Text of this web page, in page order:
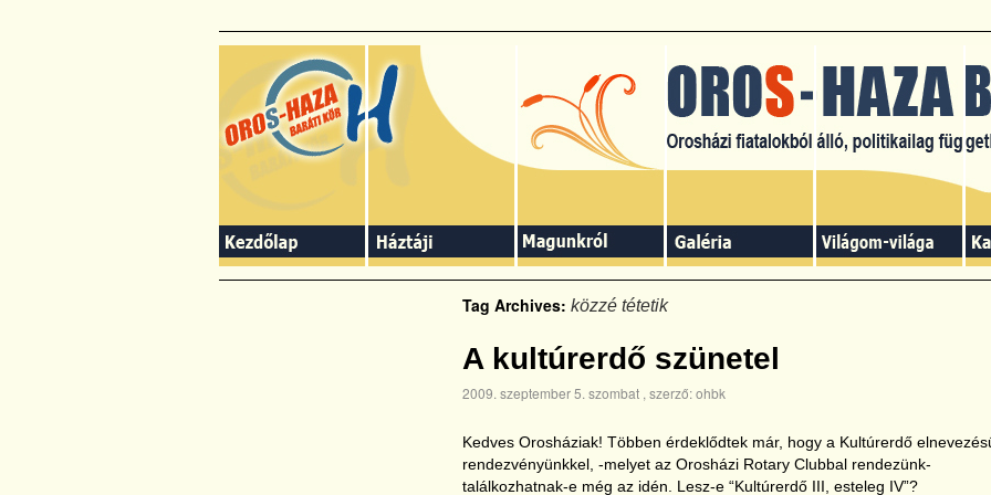
Tag Archives: közzé tétetik
A kultúrerdő szünetel
2009. szeptember 5. szombat , szerző:ohbk
Kedves Orosháziak! Többen érdeklődtek már, hogy a Kultúrerdő
rendezvényünkkel, -melyet az Orosházi Rotary Clubbal rendezünk-
találkozhatnak-e még az idén. Lesz-e “Kultúrerdő III, esteleg IV”?